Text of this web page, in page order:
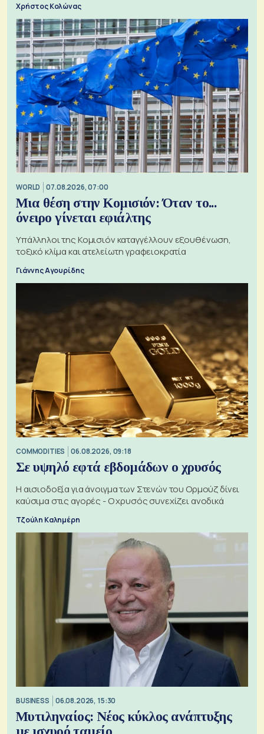
Χρήστος Κολώνας
WORLD 07.08.2026, 07:00
Μια θέση στην Κομισιόν: Όταν το...
όνειρο γίνεται εφιάλτης
Υπάλληλοι της Κομισιόν καταγγέλλουν εξουθένωση,
τοξικό κλίμα και ατελείωτη γραφειοκρατία
Γιάννης Αγουρίδης
COMMODITIES 06.08.2026, 09:18
Σε υψηλό εφτά εβδομάδων ο χρυσός
Η αισιοδοξία για άνοιγμα των Στενών του Ορμούζ δίνει
καύσιμα στις αγορές - Ο χρυσός συνεχίζει ανοδικά
Τζούλη Καλημέρη
BUSINESS 06.08.2026, 15:30
Μυτιληναίος: Νέος κύκλος ανάπτυξης